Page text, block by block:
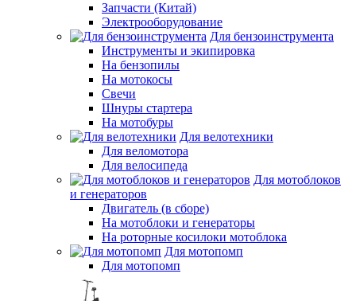
Запчасти (Китай)
Электрооборудование
Для бензоинструмента
Инструменты и экипировка
На бензопилы
На мотокосы
Свечи
Шнуры стартера
На мотобуры
Для велотехники
Для веломотора
Для велосипеда
Для мотоблоков
и генераторов
Двигатель (в сборе)
На мотоблоки и генераторы
На роторные косилоки мотоблока
Для мотопомп
Для мотопомп